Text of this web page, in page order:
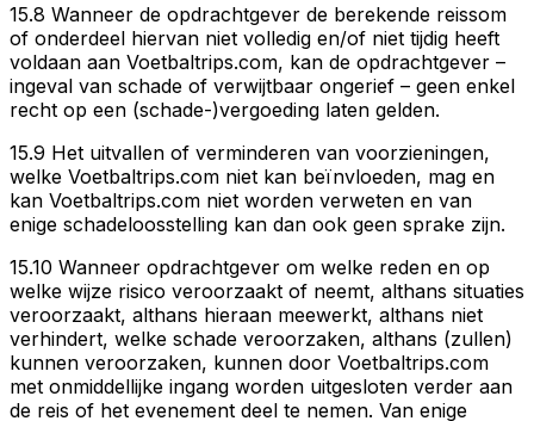
15.8 Wanneer de opdrachtgever de berekende reissom
of onderdeel hiervan niet volledig en/of niet tijdig heeft
voldaan aan Voetbaltrips.com, kan de opdrachtgever –
ingeval van schade of verwijtbaar ongerief – geen enkel
recht op een (schade-)vergoeding laten gelden.
15.9 Het uitvallen of verminderen van voorzieningen,
welke Voetbaltrips.com niet kan beïnvloeden, mag en
kan Voetbaltrips.com niet worden verweten en van
enige schadeloosstelling kan dan ook geen sprake zijn.
15.10 Wanneer opdrachtgever om welke reden en op
welke wijze risico veroorzaakt of neemt, althans situaties
veroorzaakt, althans hieraan meewerkt, althans niet
verhindert, welke schade veroorzaken, althans (zullen)
kunnen veroorzaken, kunnen door Voetbaltrips.com
met onmiddellijke ingang worden uitgesloten verder aan
de reis of het evenement deel te nemen. Van enige